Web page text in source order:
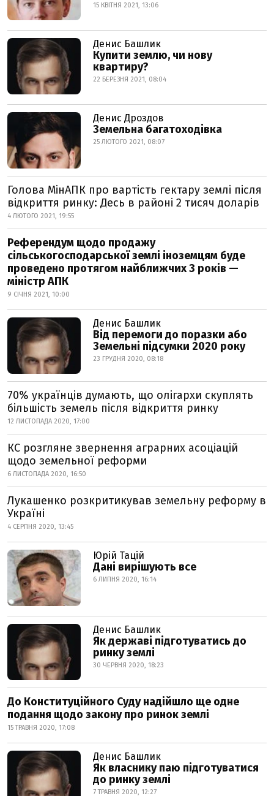
15 КВІТНЯ 2021, 13:06
Денис Башлик
Купити землю, чи нову
квартиру?
22 БЕРЕЗНЯ 2021, 08:04
Денис Дроздов
Земельна багатоходівка
25 ЛЮТОГО 2021, 08:07
Голова МінАПК про вартість гектару землі після
відкриття ринку: Десь в районі 2 тисяч доларів
4 ЛЮТОГО 2021, 19:55
Референдум щодо продажу
сільськогосподарської землі іноземцям буде
проведено протягом найближчих 3 років —
міністр АПК
9 СІЧНЯ 2021, 10:00
Денис Башлик
Від перемоги до поразки або
Земельні підсумки 2020 року
23 ГРУДНЯ 2020, 08:18
70% українців думають, що олігархи скуплять
більшість земель після відкриття ринку
12 ЛИСТОПАДА 2020, 17:00
КС розгляне звернення аграрних асоціацій
щодо земельної реформи
6 ЛИСТОПАДА 2020, 16:50
Лукашенко розкритикував земельну реформу в
Україні
4 СЕРПНЯ 2020, 13:45
Юрій Тацій
Дані вирішують все
6 ЛИПНЯ 2020, 16:14
Денис Башлик
Як державі підготуватись до
ринку землі
30 ЧЕРВНЯ 2020, 18:23
До Конституційного Суду надійшло ще одне
подання щодо закону про ринок землі
15 ТРАВНЯ 2020, 17:08
Денис Башлик
Як власнику паю підготуватися
до ринку землі
7 ТРАВНЯ 2020, 12:27